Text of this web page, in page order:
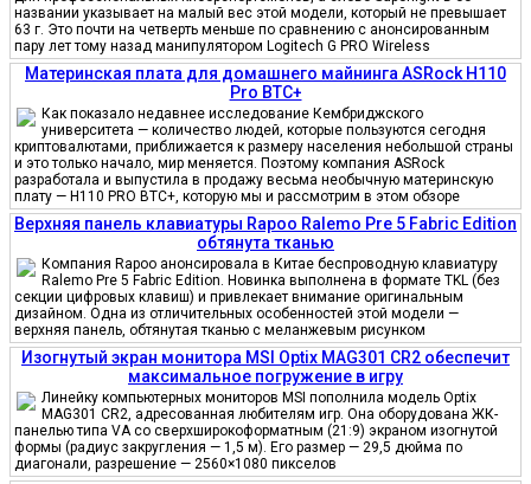
названии указывает на малый вес этой модели, который не превышает
63 г. Это почти на четверть меньше по сравнению с анонсированным
пару лет тому назад манипулятором Logitech G PRO Wireless
Материнская плата для домашнего майнинга ASRock H110
Pro BTC+
Как показало недавнее исследование Кембриджского
университета — количество людей, которые пользуются сегодня
криптовалютами, приближается к размеру населения небольшой страны
и это только начало, мир меняется. Поэтому компания ASRock
разработала и выпустила в продажу весьма необычную материнскую
плату — H110 PRO BTC+, которую мы и рассмотрим в этом обзоре
Верхняя панель клавиатуры Rapoo Ralemo Pre 5 Fabric Edition
обтянута тканью
Компания Rapoo анонсировала в Китае беспроводную клавиатуру
Ralemo Pre 5 Fabric Edition. Новинка выполнена в формате TKL (без
секции цифровых клавиш) и привлекает внимание оригинальным
дизайном. Одна из отличительных особенностей этой модели —
верхняя панель, обтянутая тканью с меланжевым рисунком
Изогнутый экран монитора MSI Optix MAG301 CR2 обеспечит
максимальное погружение в игру
Линейку компьютерных мониторов MSI пополнила модель Optix
MAG301 CR2, адресованная любителям игр. Она оборудована ЖК-
панелью типа VA со сверхширокоформатным (21:9) экраном изогнутой
формы (радиус закругления — 1,5 м). Его размер — 29,5 дюйма по
диагонали, разрешение — 2560×1080 пикселов